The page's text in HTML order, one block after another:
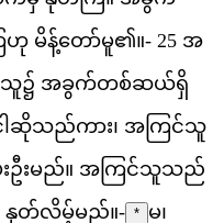
ဟ မနတမူ၏။- 25 အ
သူ၌ အခကတစဆယရ
ဆသညကား၊ အ ကငသ
ဦမည်။ အ ကငသသည
နတလမမည်။- * မ၊